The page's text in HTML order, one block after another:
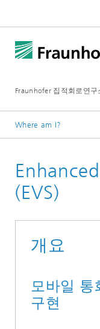
Fraunhofer 집적회로연구
Where am I?
오디오 및 미
(EVS)
개요
모바일 통
구현